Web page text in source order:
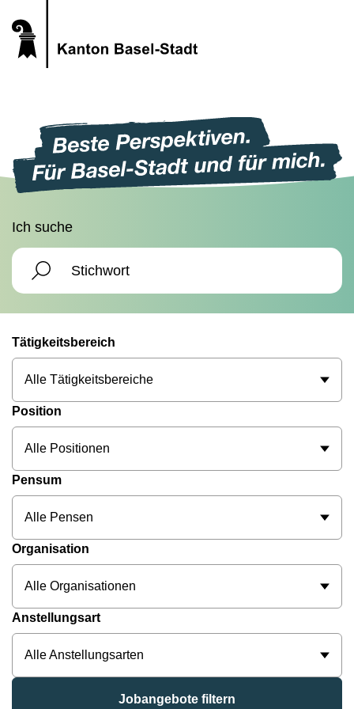
Ich suche
Tätigkeitsbereich
Alle Tätigkeitsbereiche
Position
Alle Positionen
Pensum
Alle Pensen
Organisation
Alle Organisationen
Anstellungsart
Alle Anstellungsarten
Jobangebote filtern